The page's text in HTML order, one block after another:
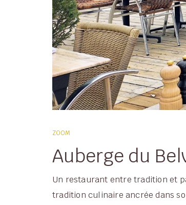
ZOOM
Auberge du
Un restaurant entre tradition et
tradition culinaire ancrée dans